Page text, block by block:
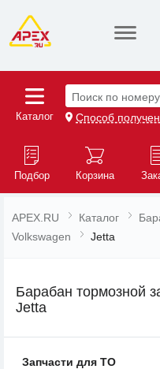
Каталог
Поиск по номеру
Способ
Подбор Корзина
APEX.RU Каталог
Volkswagen
Jetta
Барабан тормозной
Jetta
Запчасти для ТО